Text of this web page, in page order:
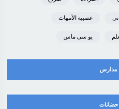
عصبية الأمهات
يو سى ماس
مدارس
حضانات